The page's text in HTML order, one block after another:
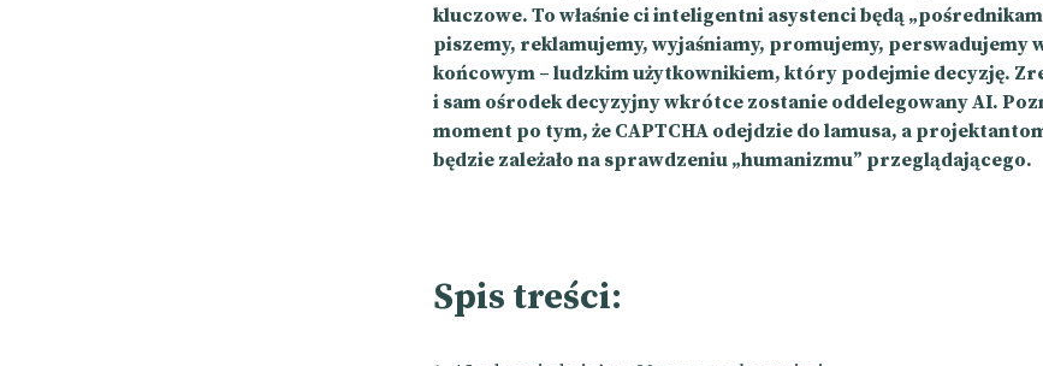
kluczowe. To właśnie ci inteligentni asystenci będą
piszemy, reklamujemy, wyjaśniamy, promujemy, perswadujemy
końcowym – ludzkim użytkownikiem, który podejmie decyzję.
i sam ośrodek decyzyjny wkrótce zostanie oddelegowany AI.
moment po tym, że CAPTCHA odejdzie do lamusa, a
będzie zależało na sprawdzeniu „humanizmu” przeglądającego.
Spis treści: